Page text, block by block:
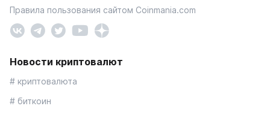
Правила пользования сайтом Coinmania.com
Новости криптовалют
# криптовалюта
# биткоин